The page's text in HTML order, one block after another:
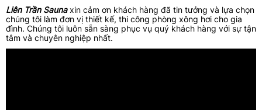
Liên Trần Saunaxin cảm ơn khách hàng đã tin tưởng và lựa chọn
chúng tôi làm đơn vị thiết kế, thi công phòng xông hơi cho gia
đình. Chúng tôi luôn sẵn sàng phục vụ quý khách hàng với sự tận
tâm và chuyên nghiệp nhất.